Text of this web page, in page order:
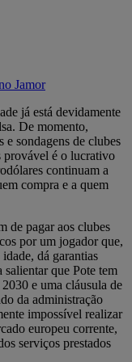
Jamor
já está devidamente
De momento,
e sondagens de clubes
provável é o lucrativo
continuam a
compra e a quem
de pagar aos clubes
por um jogador que,
dá garantias
que Pote tem
e uma cláusula de
da administração
impossível realizar
europeu corrente,
serviços prestados